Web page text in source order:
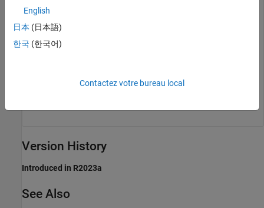
The Hardware Setup window provides instructions for
can open the examples to get familiar with the product and its
Version History
Introduced in R2023a
See Also
English
日本 (日本語)
한국 (한국어)
Contactez votre bureau local